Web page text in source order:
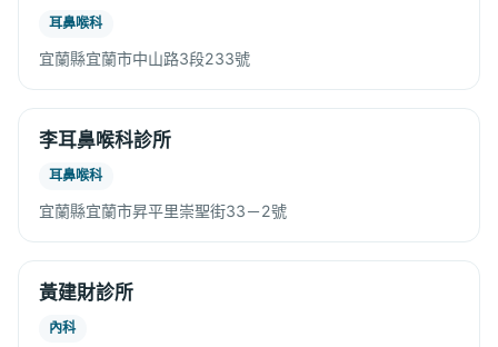
耳鼻喉科
宜蘭縣宜蘭市中山路3段233號
李耳鼻喉科診所
耳鼻喉科
宜蘭縣宜蘭市昇平里崇聖街33－2號
黃建財診所
內科